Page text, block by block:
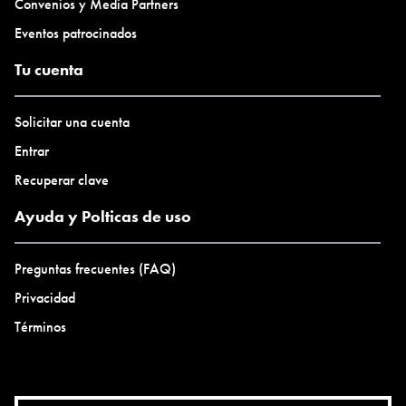
Convenios y Media Partners
Eventos patrocinados
Tu cuenta
Solicitar una cuenta
Entrar
Recuperar clave
Ayuda y Polticas de uso
Preguntas frecuentes (FAQ)
Privacidad
Términos